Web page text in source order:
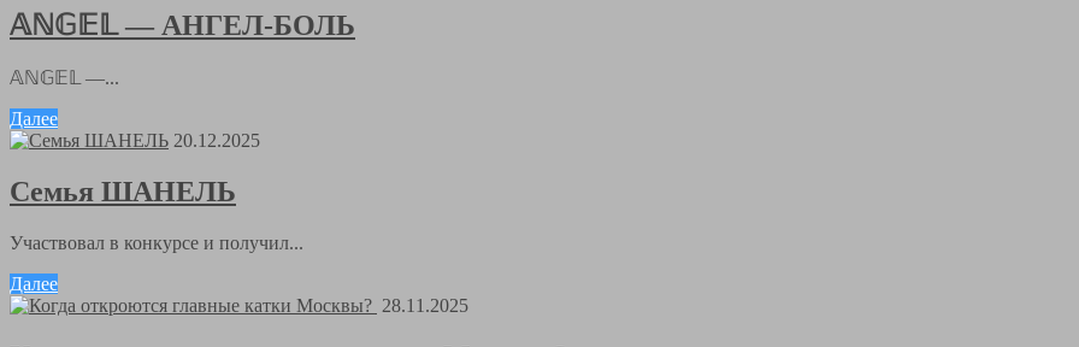
𝔸ℕ𝔾𝔼𝕃 — АНГЕЛ-БОЛЬ
𝔸ℕ𝔾𝔼𝕃 —...
Далее
20.12.2025
Семья ШАНЕЛЬ
Участвовал в конкурсе и получил...
Далее
28.11.2025